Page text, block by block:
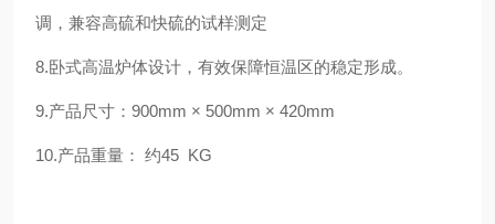
调，兼容高硫和快硫的试样测定
8.卧式高温炉体设计，有效保障恒温区的稳定形成。
9.产品尺寸：900mm × 500mm × 420mm
10.产品重量： 约45 KG